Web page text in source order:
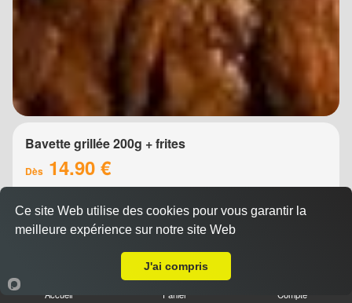
Bavette grillée 200g + frites
Dès 14.90 €
Accueil Panier Compte
Ce site Web utilise des cookies pour vous garantir la
meilleure expérience sur notre site Web
J'ai compris